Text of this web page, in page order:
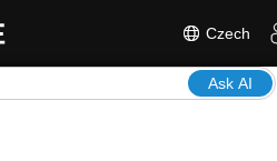
Czech
Ask AI